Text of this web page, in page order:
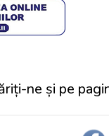
ne și pe